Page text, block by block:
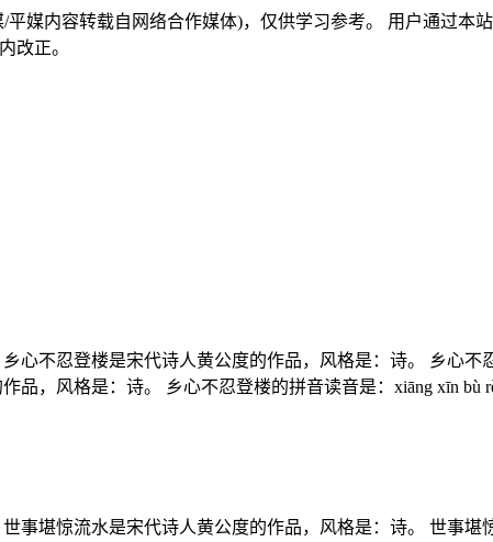
媒内容转载自网络合作媒体)，仅供学习参考。 用户通过本
改正。
心不忍登楼是宋代诗人黄公度的作品，风格是：诗。 乡心
，风格是：诗。 乡心不忍登楼的拼音读音是：xiāng xīn bù
事堪惊流水是宋代诗人黄公度的作品，风格是：诗。 世事堪